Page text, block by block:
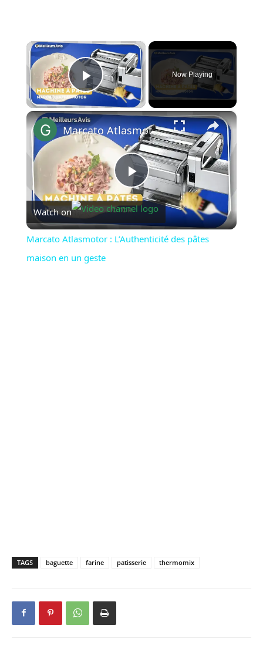
×
Play Video
Now Playing
×
Play
Video
Marcato Atlasmotor : L’Authenticité des pâtes maison en un geste
Watch on
Marcato Atlasmotor : L’Authenticité des pâtes
maison en un geste
TAGS baguette farine patisserie thermomix